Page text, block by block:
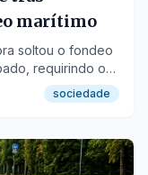
marítimo
soltou o fondeo
requirindo o
sociedade